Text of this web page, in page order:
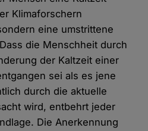
Klimaforschern
eine umstrittene
die Menschheit durch
der Kaltzeit einer
sei als es jene
durch die aktuelle
wird, entbehrt jeder
Die Anerkennung